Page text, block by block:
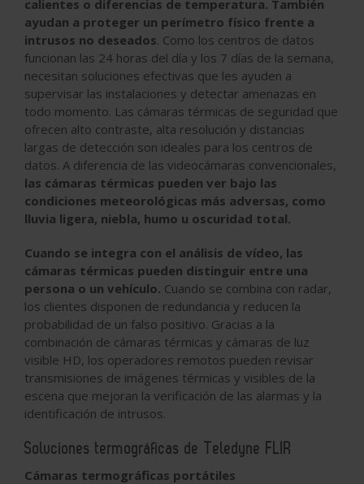
calientes o diferencias de temperatura. También
ayudan a proteger un perímetro físico frente a
intrusos no deseados. Como los centros de datos
funcionan las 24 horas del día y los 7 días de la semana,
necesitan soluciones efectivas que les ayuden a
supervisar las instalaciones y detectar amenazas en
todo momento. Las cámaras térmicas de seguridad que
ofrecen alto contraste, alta resolución y distancias
largas de detección son ideales para los centros de
datos. A diferencia de las videocámaras convencionales,
las cámaras térmicas pueden ver bajo las
condiciones meteorológicas más adversas, como
lluvia ligera, niebla, humo u oscuridad total.
Cuando se integra con el análisis de vídeo, las
cámaras térmicas pueden distinguir entre una
persona o un vehículo. Cuando se combina con radar,
los clientes disponen de redundancia y reducen la
probabilidad de un falso positivo. Gracias a la
combinación de cámaras térmicas y cámaras de luz
visible HD, los operadores remotos pueden revisar
transmisiones de imágenes térmicas y visibles de la
escena que mejoran la verificación de las alarmas y la
identificación de intrusos.
Soluciones termográficas de Teledyne FLIR
Cámaras termográficas portátiles